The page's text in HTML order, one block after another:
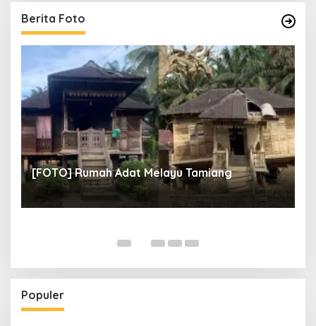
Berita Foto
[FOTO] Rumah Adat Melayu Tamiang
Populer